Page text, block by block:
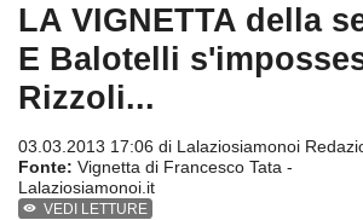
LA VIGNETTA della
E Balotelli
Rizzoli...
03.03.2013 17:06 di Lalaziosiamonoi
Fonte: Vignetta di Francesco Tata -
Lalaziosiamonoi.it
VEDI LETTURE